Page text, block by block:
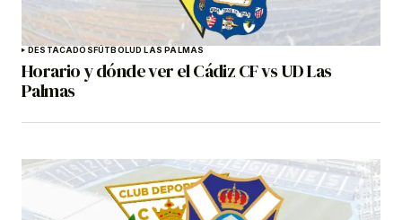
DESTACADOSFÚTBOLUD LAS PALMAS
Horario y dónde ver el Cádiz CF vs UD Las
Palmas